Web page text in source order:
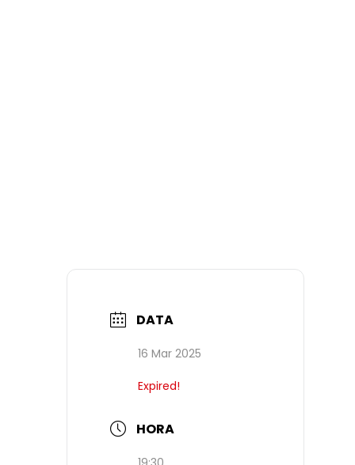
DATA
16 Mar 2025
Expired!
HORA